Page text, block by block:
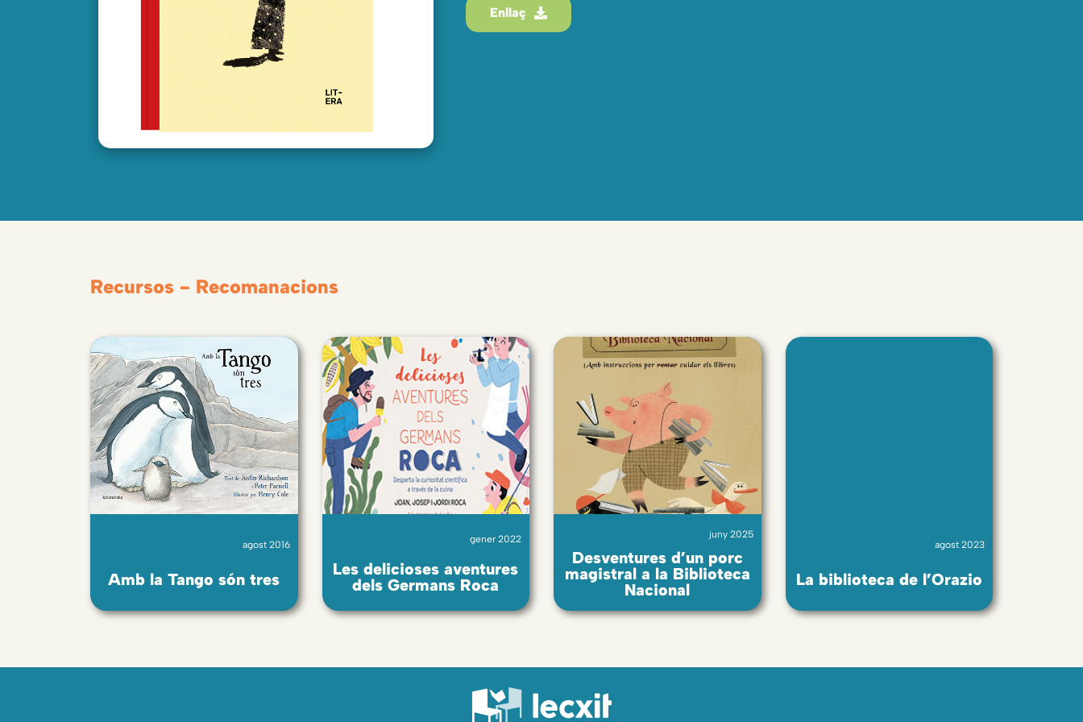
Enllaç
Recursos - Recomanacions
agost 2016
Amb la Tango són tres
gener 2022
Les delicioses aventures
dels Germans Roca
juny 2025
Desventures d’un porc
magistral a la Biblioteca
Nacional
agost 2023
La biblioteca de l’Orazio